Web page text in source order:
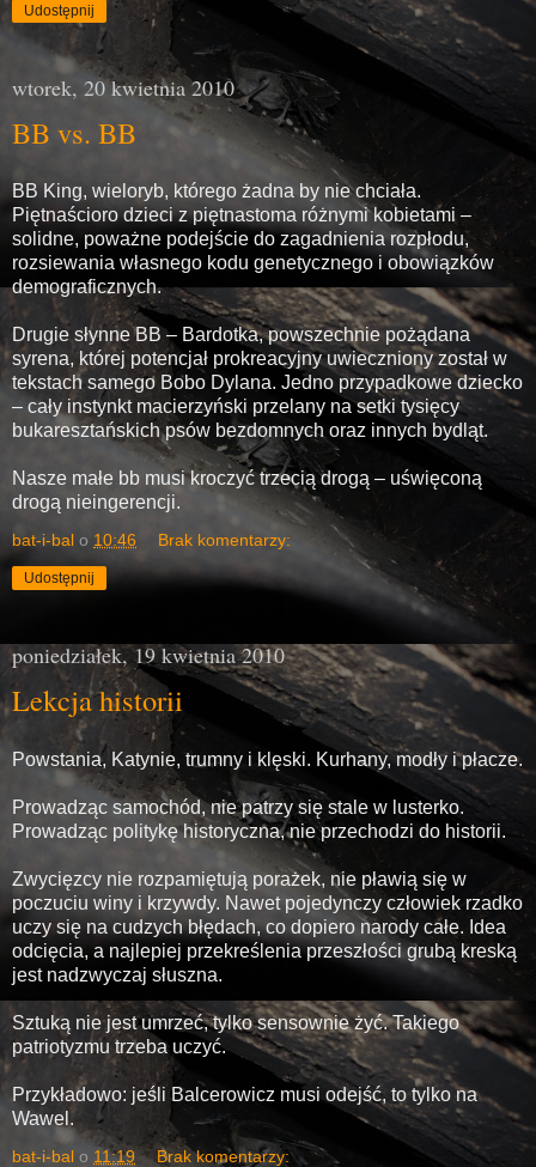
Udostępnij
wtorek, 20 kwietnia 2010
BB vs. BB
BB King, wieloryb, którego żadna by nie chciała.
Piętnaścioro dzieci z piętnastoma różnymi kobietami –
solidne, poważne podejście do zagadnienia rozpłodu,
rozsiewania własnego kodu genetycznego i obowiązków
demograficznych.
Drugie słynne BB – Bardotka, powszechnie pożądana
syrena, której potencjał prokreacyjny uwieczniony został w
tekstach samego Bobo Dylana. Jedno przypadkowe dziecko
– cały instynkt macierzyński przelany na setki tysięcy
bukaresztańskich psów bezdomnych oraz innych bydląt.
Nasze małe bb musi kroczyć trzecią drogą – uświęconą
drogą nieingerencji.
bat-i-bal o 10:46 Brak komentarzy:
Udostępnij
poniedziałek, 19 kwietnia 2010
Lekcja historii
Powstania, Katynie, trumny i klęski. Kurhany, modły i płacze.
Prowadząc samochód, nie patrzy się stale w lusterko.
Prowadząc politykę historyczna, nie przechodzi do historii.
Zwycięzcy nie rozpamiętują porażek, nie pławią się w
poczuciu winy i krzywdy. Nawet pojedynczy człowiek rzadko
uczy się na cudzych błędach, co dopiero narody całe. Idea
odcięcia, a najlepiej przekreślenia przeszłości grubą kreską
jest nadzwyczaj słuszna.
Sztuką nie jest umrzeć, tylko sensownie żyć. Takiego
patriotyzmu trzeba uczyć.
Przykładowo: jeśli Balcerowicz musi odejść, to tylko na
Wawel.
bat-i-bal o 11:19 Brak komentarzy: